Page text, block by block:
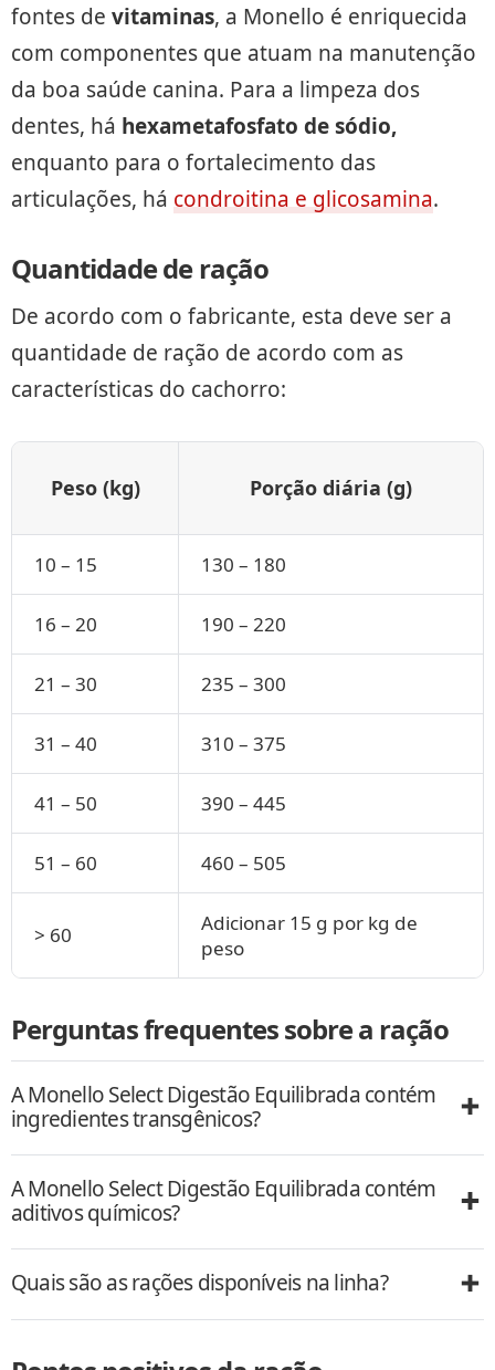
fontes de vitaminas, a Monello é enriquecida
com componentes que atuam na manutenção
da boa saúde canina. Para a limpeza dos
dentes, há hexametafosfato de sódio,
enquanto para o fortalecimento das
articulações, há condroitina e glicosamina.
Quantidade de ração
De acordo com o fabricante, esta deve ser a
quantidade de ração de acordo com as
características do cachorro:
Peso (kg) Porção diária (g)
10 – 15 130 – 180
16 – 20 190 – 220
21 – 30 235 – 300
31 – 40 310 – 375
41 – 50 390 – 445
51 – 60 460 – 505
> 60
Adicionar 15 g por kg de
peso
Perguntas frequentes sobre a ração
A Monello Select Digestão Equilibrada contém
ingredientes transgênicos?
A Monello Select Digestão Equilibrada contém
aditivos químicos?
Quais são as rações disponíveis na linha?